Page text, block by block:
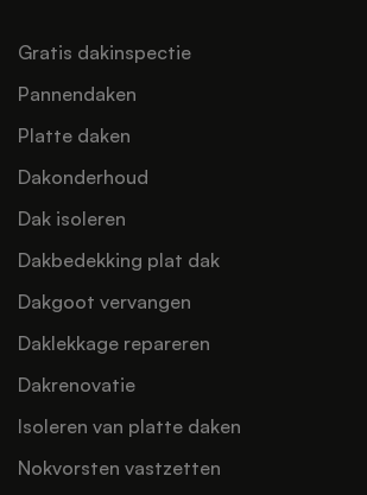
Gratis dakinspectie
Pannendaken
Platte daken
Dakonderhoud
Dak isoleren
Dakbedekking plat dak
Dakgoot vervangen
Daklekkage repareren
Dakrenovatie
Isoleren van platte daken
Nokvorsten vastzetten